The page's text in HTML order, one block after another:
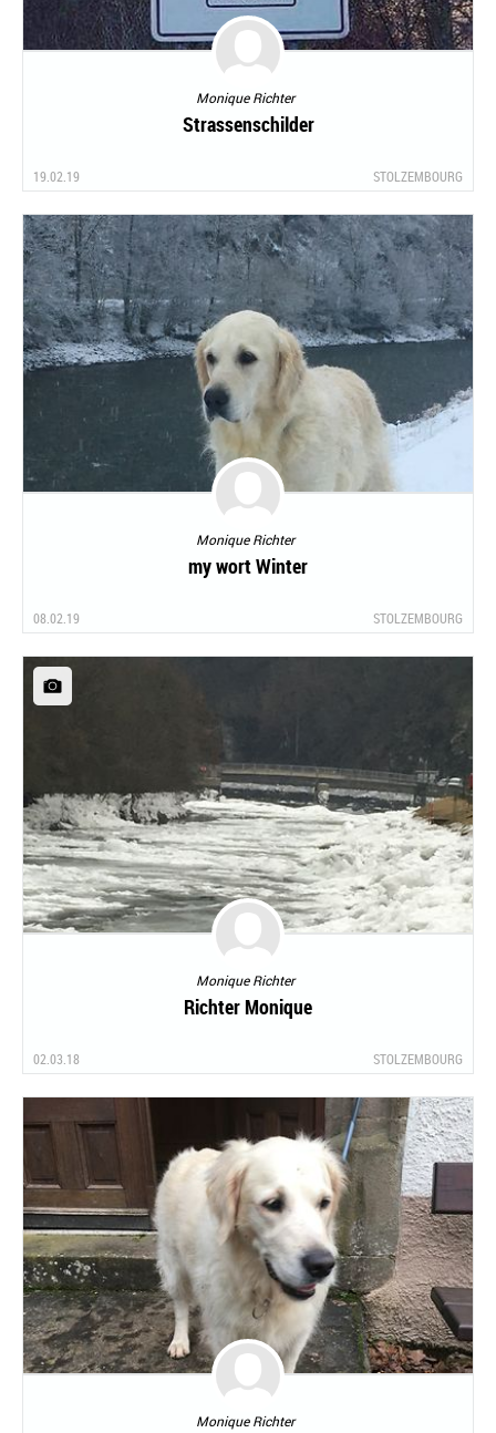
Monique Richter
Strassenschilder
19.02.19 STOLZEMBOURG
Monique Richter
my wort Winter
08.02.19 STOLZEMBOURG
Monique Richter
Richter Monique
02.03.18 STOLZEMBOURG
Monique Richter